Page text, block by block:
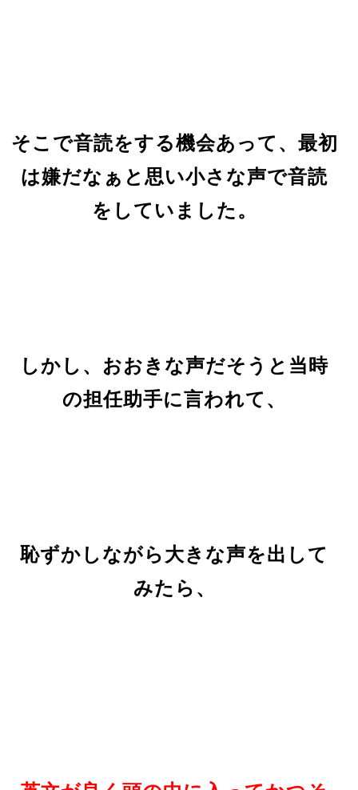
そこで音読をする機会あって、最初
は嫌だなぁと思い小さな声で音読
をしていました。
しかし、おおきな声だそうと当時
の担任助手に言われて、
恥ずかしながら大きな声を出して
みたら、